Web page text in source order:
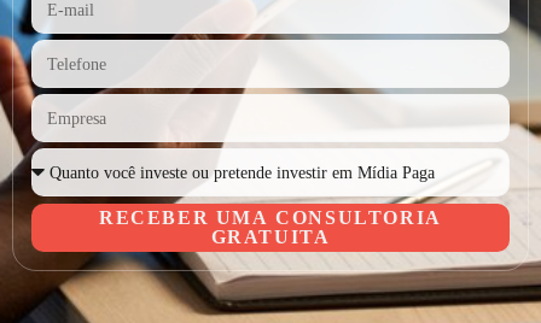
RECEBER UMA CONSULTORIA
GRATUITA